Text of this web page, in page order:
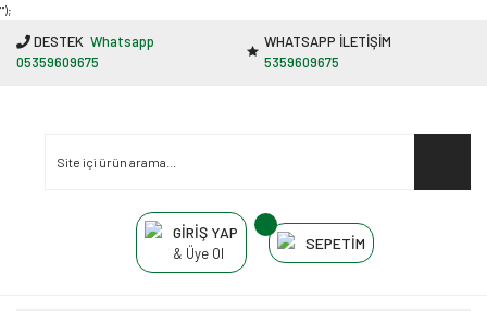
"');
DESTEK Whatsapp
05359609675
WHATSAPP İLETİŞİM
5359609675
GİRİŞ YAP
& Üye Ol
SEPETİM